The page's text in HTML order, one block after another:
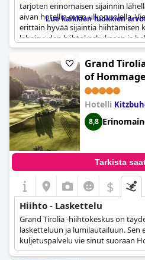
tarjoten erinomaisen sijainnin
aivan hotellin oven ulkopuolella.
erittäin hyvää sijaintia hiihtämisen
läheisyyden hiihtokeskukseen ja
Kätevyyttä lisäävät erinomaiset
köysiradoille, sekä ilmaiset
St. Moritziin. Lisäksi vieraat
Ovavervan kanssa rentouttavaa
sekä muita etuja, kuten ilmaisen
sisään- ja
Lue kaikkien luokkien
Grand
of
Collection
Hotelli
8,8
Tarkista
$
Hiihto - Laskettelu
Grand Tirolia -hiihtokeskus on
lasketteluun ja lumilautailuun. Sen
kuljetuspalvelu vie sinut suoraan
Hahnekammille.